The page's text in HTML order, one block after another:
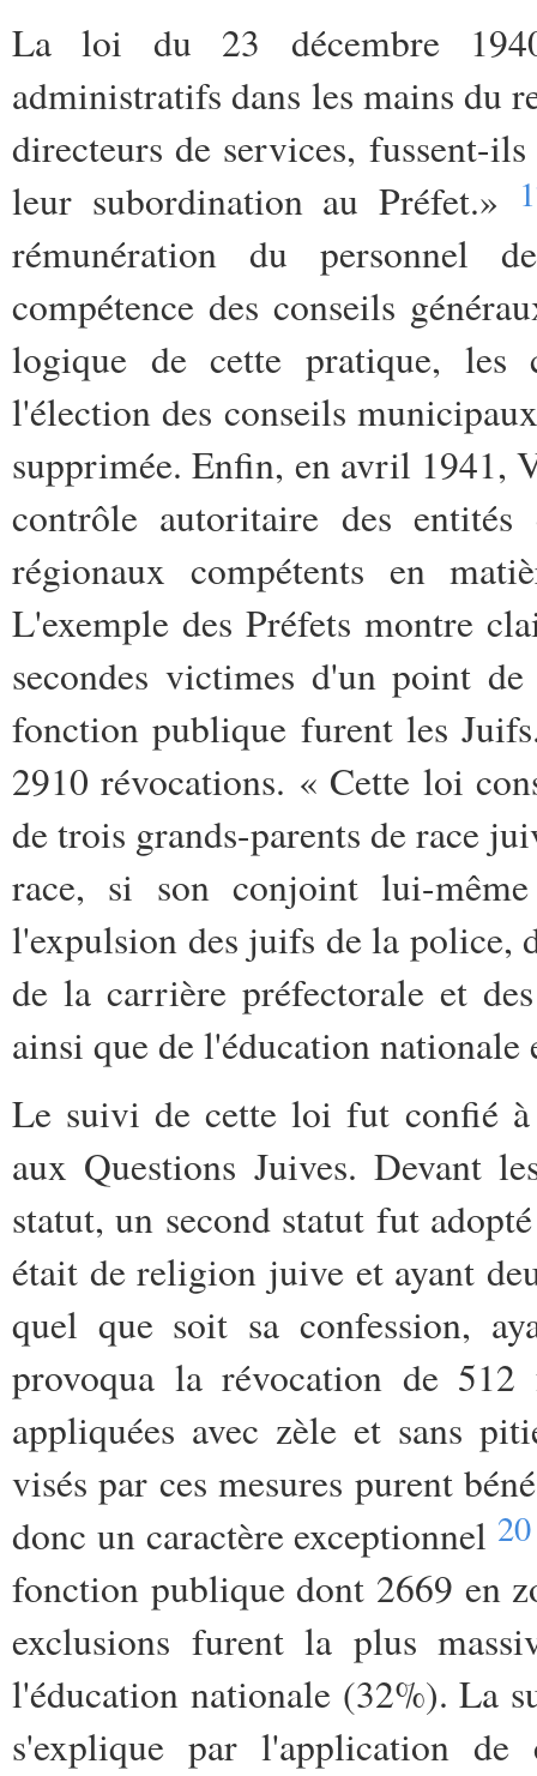
La loi du 23 décembre
administratifs dans les mains du
directeurs de services, fussent-
leur subordination au Préfet.»
rémunération du personnel
compétence des conseils
logique de cette pratique, les
l'élection des conseils
supprimée. Enfin, en avril 1941,
contrôle autoritaire des entités
régionaux compétents en
L'exemple des Préfets montre
secondes victimes d'un point
fonction publique furent les
2910 révocations. « Cette loi
de trois grands-parents de race
race, si son conjoint lui-
l'expulsion des juifs de la police,
de la carrière préfectorale et
ainsi que de l'éducation
Le suivi de cette loi fut confié à
aux Questions Juives. Devant
statut, un second statut fut
était de religion juive et ayant
quel que soit sa confession,
provoqua la révocation de 512
appliquées avec zèle et sans
visés par ces mesures purent
donc un caractère exceptionnel 20
fonction publique dont 2669 en
exclusions furent la plus
l'éducation nationale (32%). La
s'explique par l'application de